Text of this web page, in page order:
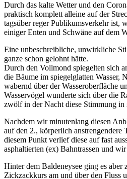
Durch das kalte Wetter und den
praktisch komplett alleine auf der
tagsüber reger Publikumsverkehr ist,
einiger Enten und Schwäne auf dem
Eine unbeschreibliche, unwirkliche
ganze schon gelohnt hätte.
Durch den Vollmond spiegelten sich
die Bäume im spiegelglatten Wasser,
wabernd über der Wasseroberfläche
Wasservögel wunderte sich über die
zwölf in der Nacht diese Stimmung in
Nachdem wir minutenlang diesen
auf den 2., körperlich anstrengendere
diesem Punkt verlief diese auf fast
asphaltierten (ex) Bahntrassen und
Hinter dem Baldeneysee ging es aber
Zickzackkurs am und über den Fluss